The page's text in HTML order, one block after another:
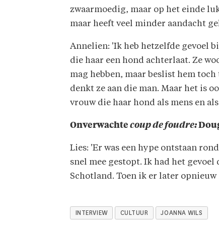
zwaarmoedig, maar op het einde
maar heeft veel minder aandacht
Annelien: 'Ik heb hetzelfde gevoel
die haar een hond achterlaat. Ze
mag hebben, maar beslist hem
denkt ze aan die man. Maar het is
vrouw die haar hond als mens en
Onverwachtecoup de foudre:
Lies: 'Er was een hype ontstaan
snel mee gestopt. Ik had het
Schotland. Toen ik er later
INTERVIEW CULTUUR JOANNA WILS